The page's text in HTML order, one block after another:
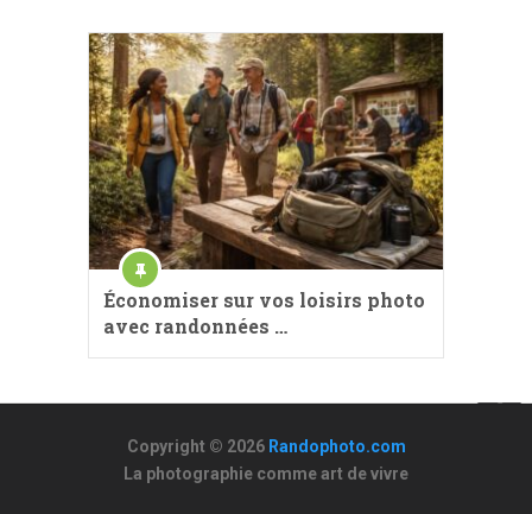
Économiser sur vos loisirs photo
avec randonnées …
Copyright © 2026 Randophoto.com
La photographie comme art de vivre